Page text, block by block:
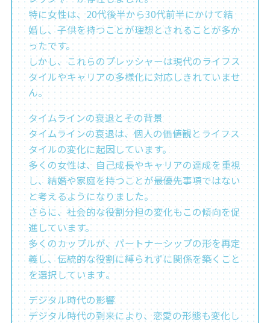
特に女性は、20代後半から30代前半にかけて結
婚し、子供を持つことが理想とされることが多か
ったです。
しかし、これらのプレッシャーは現代のライフス
タイルやキャリアの多様化に対応しきれていませ
ん​​。
タイムラインの衰退とその背景
タイムラインの衰退は、個人の価値観とライフス
タイルの変化に起因しています。
多くの女性は、自己成長やキャリアの達成を重視
し、結婚や家庭を持つことが最優先事項ではない
と考えるようになりました。
さらに、社会的な役割分担の変化もこの傾向を促
進しています。
多くのカップルが、パートナーシップの形を再定
義し、伝統的な役割に縛られずに関係を築くこと
を選択しています​​。
デジタル時代の影響
デジタル時代の到来により、恋愛の形態も変化し